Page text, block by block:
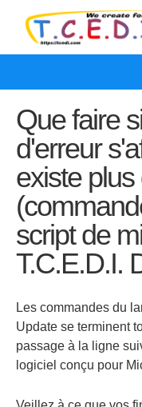
Que faire
d'erreur
existe
script de
T.C.E.D.I.
Les commandes du
Update se terminent
passage à la ligne
logiciel conçu pour